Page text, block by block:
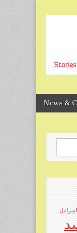
News &
اسرائيل